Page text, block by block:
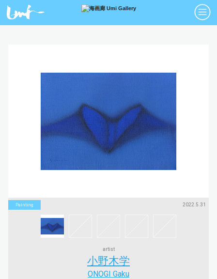
版画 立体
Sculptures
Art Books
アートポスター
Art Posters
Painting 2022.5.31
artist
小野木学
ONOGI Gaku